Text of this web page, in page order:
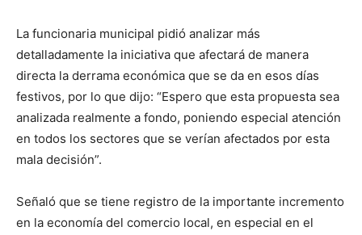
La funcionaria municipal pidió analizar más
detalladamente la iniciativa que afectará de manera
directa la derrama económica que se da en esos días
festivos, por lo que dijo: “Espero que esta propuesta sea
analizada realmente a fondo, poniendo especial atención
en todos los sectores que se verían afectados por esta
mala decisión”.
Señaló que se tiene registro de la importante incremento
en la economía del comercio local, en especial en el